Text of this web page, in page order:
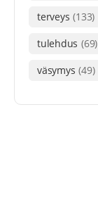
terveys (133)
tulehdus (69)
väsymys (49)